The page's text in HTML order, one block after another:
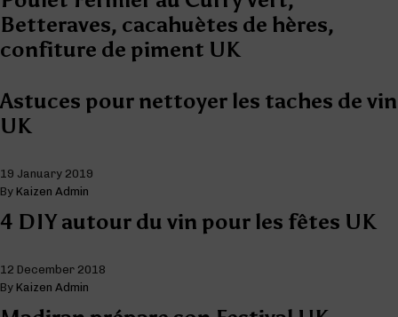
Betteraves, cacahuètes de hères,
confiture de piment UK
Astuces pour nettoyer les taches de vin
UK
19 January 2019
By Kaizen Admin
4 DIY autour du vin pour les fêtes UK
12 December 2018
By Kaizen Admin